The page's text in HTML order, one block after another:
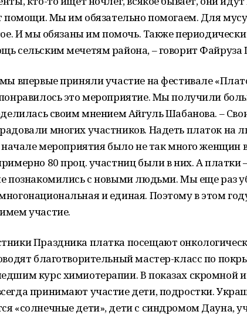
помощи. Мы им обязательно помогаем. Для
И мы обязаны им помочь. Также
сельским мечетям района, – говорит Файруза
впервые приняли участие на фестивале
это мероприятие. Мы получили
своим мнением Айгуль Шабанова. –
многих участников. Надеть платок на
начале мероприятия было не так много женщин
80 проц. участниц были в них. А платки
познакомились с новыми людьми. Мы еще раз
и единая. Поэтому в этом
участие.
Праздника платка посещают
благотворительный мастер-класс по
курс химиотерапии. В показах скромной
принимают участие дети, подростки.
«солнечные дети», дети с синдромом Дауна,